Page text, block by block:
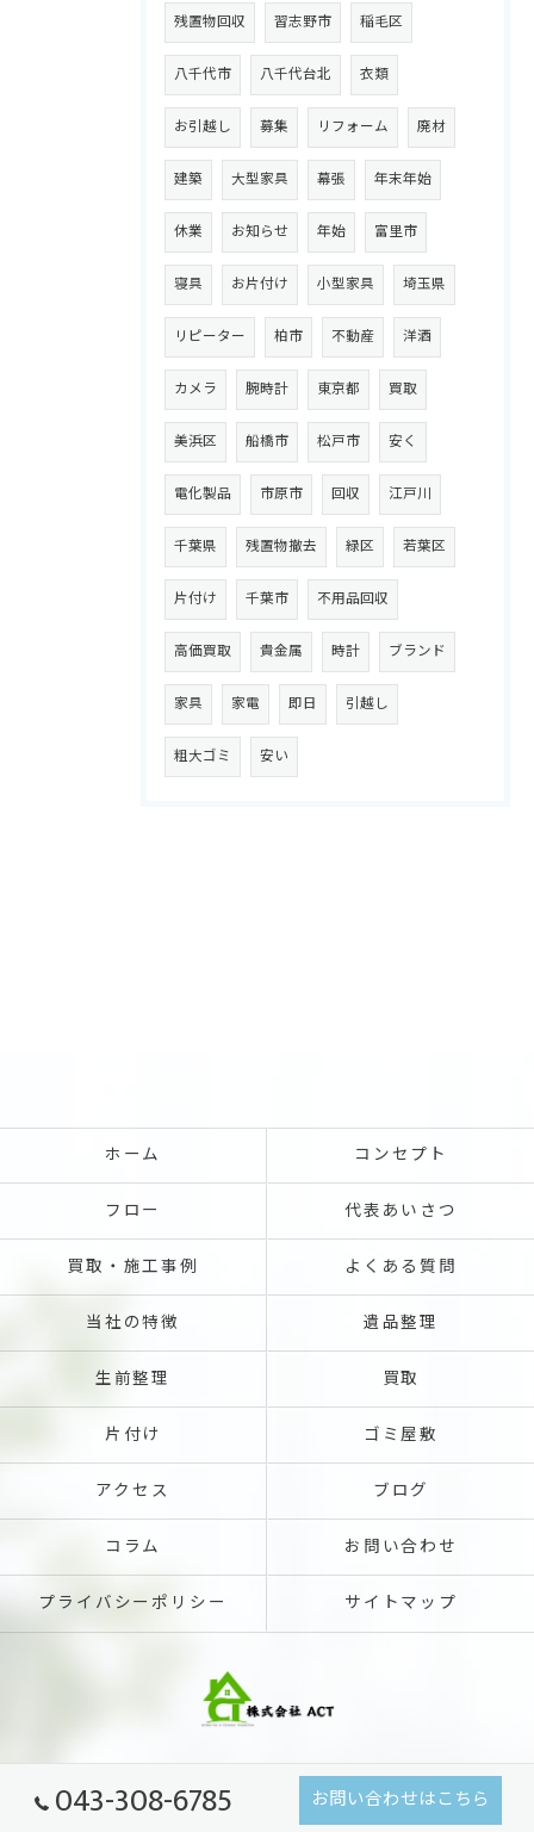
残置物回収 習志野市 稲毛区
八千代市 八千代台北 衣類
お引越し 募集 リフォーム 廃材
建築 大型家具 幕張 年末年始
休業 お知らせ 年始 富里市
寝具 お片付け 小型家具 埼玉県
リピーター 柏市 不動産 洋酒
カメラ 腕時計 東京都 買取
美浜区 船橋市 松戸市 安く
電化製品 市原市 回収 江戸川
千葉県 残置物撤去 緑区 若葉区
片付け 千葉市 不用品回収
高価買取 貴金属 時計 ブランド
家具 家電 即日 引越し
粗大ゴミ 安い
043-308-6785 お問い合わせはこちら
ホーム コンセプト
フロー 代表あいさつ
買取・施工事例 よくある質問
当社の特徴 遺品整理
生前整理 買取
片付け ゴミ屋敷
アクセス ブログ
コラム お問い合わせ
プライバシーポリシー サイトマップ
© 2026 千葉県千葉市の不用品回収なら株式会社ACT ALL RIGHTS RESERVED.